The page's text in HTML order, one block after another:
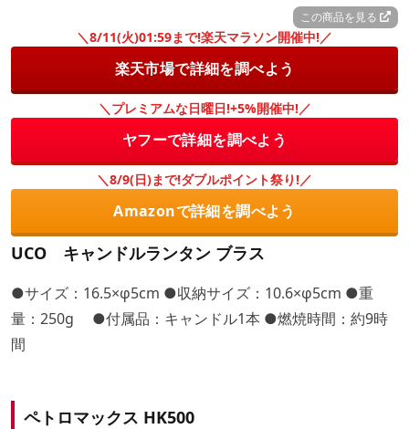
この商品を見る
＼8/11(火)01:59まで!楽天マラソン開催中!／
楽天市場で詳細を調べよう
＼プレミアムな日曜日!+5%開催中!／
ヤフーで詳細を調べよう
＼8/9(日)まで!ダブルポイント祭り!／
Amazonで詳細を調べよう
UCO キャンドルランタン ブラス
●サイズ：16.5×φ5cm ●収納サイズ：10.6×φ5cm ●重
量：250g ●付属品：キャンドル1本 ●燃焼時間：約9時
間
ペトロマックス HK500